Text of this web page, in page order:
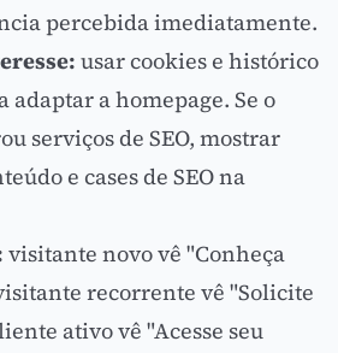
percebida imediatamente.
usar cookies e histórico
adaptar a homepage. Se o
serviços de SEO, mostrar
e cases de SEO na
visitante novo vê "Conheça
recorrente vê "Solicite
ativo vê "Acesse seu